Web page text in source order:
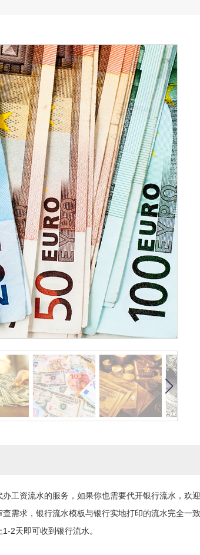
工资流水的服务，如果你也需要代开银行流水，欢
需求，银行流水模板与银行实地打印的流水完全一
2天即可收到银行流水。